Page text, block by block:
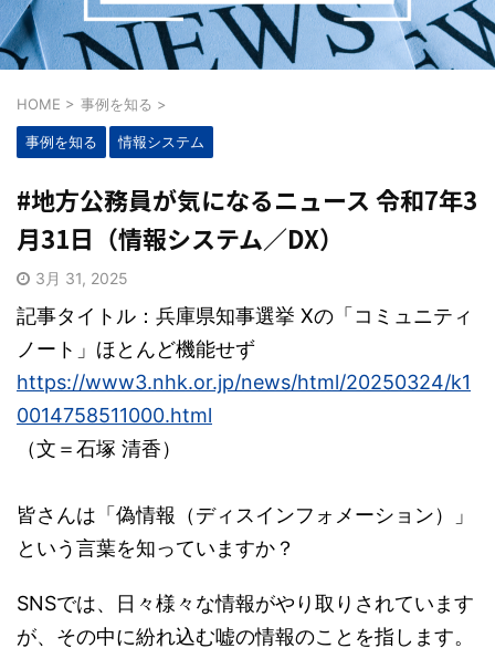
HOME > 事例を知る >
事例を知る 情報システム
#地方公務員が気になるニュース 令和7年3
月31日（情報システム／DX）
3月 31, 2025
記事タイトル：兵庫県知事選挙 Xの「コミュニティ
ノート」ほとんど機能せず
https://www3.nhk.or.jp/news/html/20250324/k1
0014758511000.html
（文＝石塚 清香）
皆さんは「偽情報（ディスインフォメーション）」
という言葉を知っていますか？
SNSでは、日々様々な情報がやり取りされています
が、その中に紛れ込む嘘の情報のことを指します。